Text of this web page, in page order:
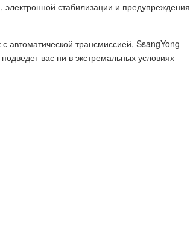
стабилизации и предупреждения
трансмиссией, SsangYong
вас ни в экстремальных условиях